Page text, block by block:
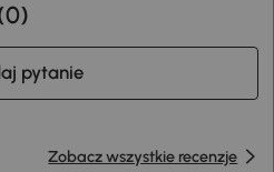
0)
pytanie
Zobacz wszystkie recenzje